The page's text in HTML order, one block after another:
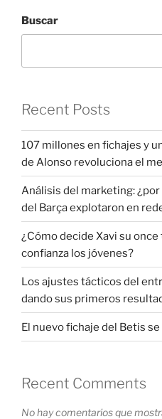
Buscar
Recent Posts
107 millones en fichajes y
de Alonso revoluciona el
Análisis del marketing:
del Barça explotaron en
¿Cómo decide Xavi su
confianza los jóvenes?
Los ajustes tácticos del
dando sus primeros
El nuevo fichaje del Betis
Recent Comments
No hay comentarios que